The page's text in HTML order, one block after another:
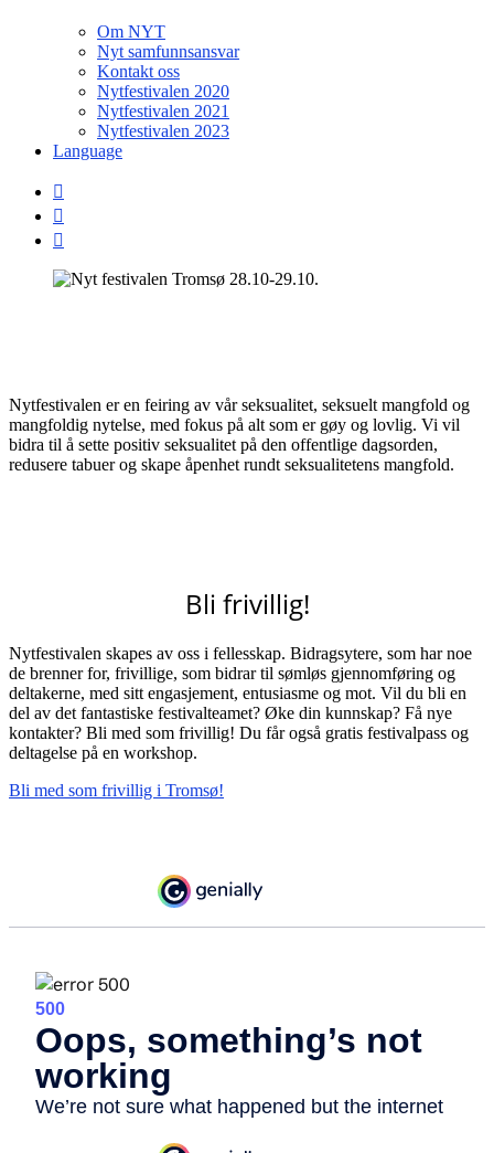
Om NYT
Nyt samfunnsansvar
Kontakt oss
Nytfestivalen 2020
Nytfestivalen 2021
Nytfestivalen 2023
Language
Nytfestivalen er en feiring av vår seksualitet, seksuelt mangfold og
mangfoldig nytelse, med fokus på alt som er gøy og lovlig. Vi vil
bidra til å sette positiv seksualitet på den offentlige dagsorden,
redusere tabuer og skape åpenhet rundt seksualitetens mangfold.
Bli frivillig!
Nytfestivalen skapes av oss i fellesskap. Bidragsytere, som har noe
de brenner for, frivillige, som bidrar til sømløs gjennomføring og
deltakerne, med sitt engasjement, entusiasme og mot. Vil du bli en
del av det fantastiske festivalteamet? Øke din kunnskap? Få nye
kontakter? Bli med som frivillig! Du får også gratis festivalpass og
deltagelse på en workshop.
Bli med som frivillig i Tromsø!